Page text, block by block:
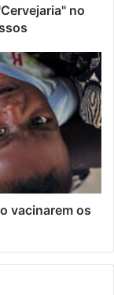
no
vacinarem os